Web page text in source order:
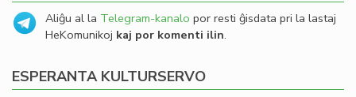
Aliĝu al la Telegram-kanalo por resti ĝisdata pri la lastaj
HeKomunikoj kaj por komenti ilin.
ESPERANTA KULTURSERVO